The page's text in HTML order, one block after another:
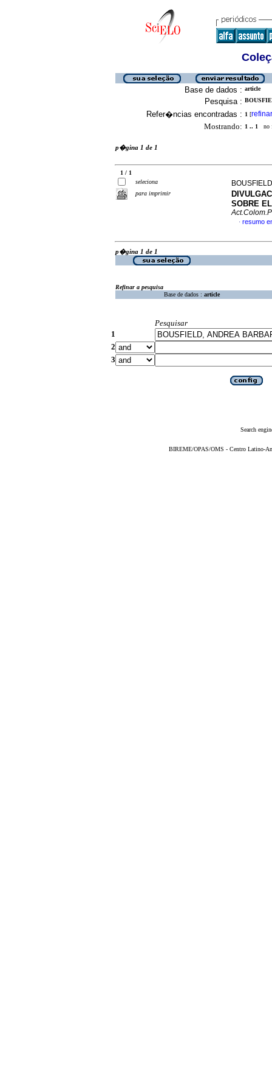
Base de dados : article
Pesquisa :
Refer�ncias encontradas : 1 [refinar
Mostrando: 1 .. 1 no
p�gina 1 de 1
1 / 1
seleciona
para imprimir
SOBRE
· resumo
p�gina 1 de 1
Refinar a pesquisa
Base de dados : article
Pesquisar
1
2
3
Search
BIREME/OPAS/OMS - Centro Latino-